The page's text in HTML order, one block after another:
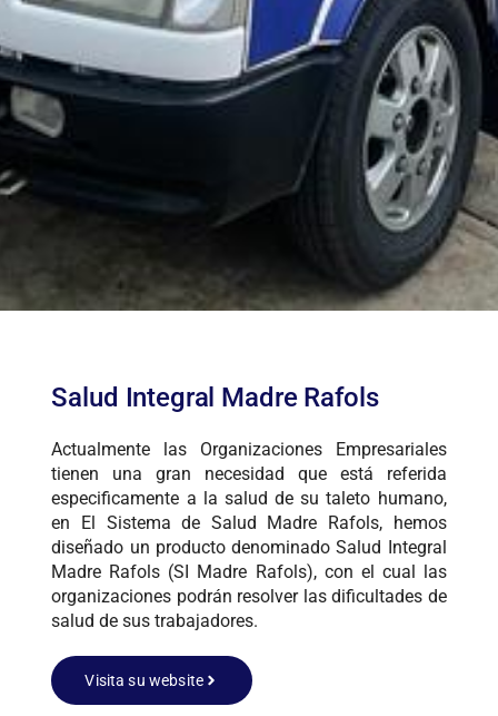
Salud Integral Madre Rafols
Actualmente las Organizaciones Empresariales
tienen una gran necesidad que está referida
especificamente a la salud de su taleto humano,
en El Sistema de Salud Madre Rafols, hemos
diseñado un producto denominado Salud Integral
Madre Rafols (SI Madre Rafols), con el cual las
organizaciones podrán resolver las dificultades de
salud de sus trabajadores.
Visita su website